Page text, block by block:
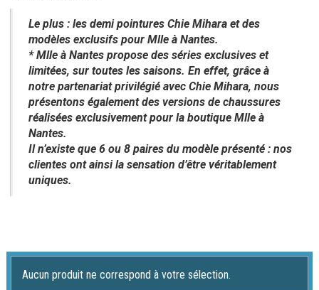
Le plus : les demi pointures Chie Mihara et des
modèles exclusifs pour Mlle à Nantes.
* Mlle à Nantes propose des séries exclusives et
limitées, sur toutes les saisons. En effet, grâce à
notre partenariat privilégié avec Chie Mihara, nous
présentons également des versions de chaussures
réalisées exclusivement pour la boutique Mlle à
Nantes.
Il n’existe que 6 ou 8 paires du modèle présenté : nos
clientes ont ainsi la sensation d’être véritablement
uniques.
Aucun produit ne correspond à votre sélection.